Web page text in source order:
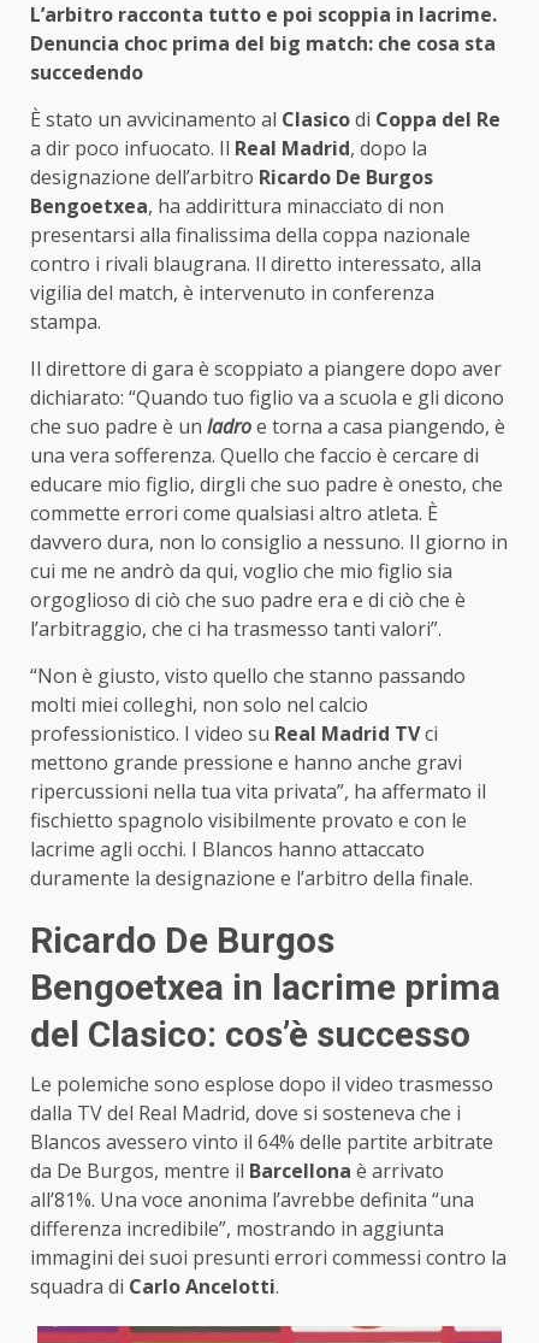
L’arbitro racconta tutto e poi scoppia in lacrime.
Denuncia choc prima del big match: che cosa sta
succedendo
È stato un avvicinamento al Clasicodi Coppa del Re
a dir poco infuocato. Il Real Madrid, dopo la
designazione dell’arbitro Ricardo De Burgos
Bengoetxea, ha addirittura minacciato di non
presentarsi alla finalissima della coppa nazionale
contro i rivali blaugrana. Il diretto interessato, alla
vigilia del match, è intervenuto in conferenza
stampa.
Il direttore di gara è scoppiato a piangere dopo aver
dichiarato: “Quando tuo figlio va a scuola e gli dicono
che suo padre è un ladroe torna a casa piangendo, è
una vera sofferenza. Quello che faccio è cercare di
educare mio figlio, dirgli che suo padre è onesto, che
commette errori come qualsiasi altro atleta. È
davvero dura, non lo consiglio a nessuno. Il giorno in
cui me ne andrò da qui, voglio che mio figlio sia
orgoglioso di ciò che suo padre era e di ciò che è
l’arbitraggio, che ci ha trasmesso tanti valori”.
“Non è giusto, visto quello che stanno passando
molti miei colleghi, non solo nel calcio
professionistico. I video su Real Madrid TVci
mettono grande pressione e hanno anche gravi
ripercussioni nella tua vita privata”, ha affermato il
fischietto spagnolo visibilmente provato e con le
lacrime agli occhi. I Blancos hanno attaccato
duramente la designazione e l’arbitro della finale.
Ricardo De Burgos
Bengoetxea in lacrime prima
del Clasico: cos’è successo
Le polemiche sono esplose dopo il video trasmesso
dalla TV del Real Madrid, dove si sosteneva che i
Blancos avessero vinto il 64% delle partite arbitrate
da De Burgos, mentre il Barcellona è arrivato
all’81%. Una voce anonima l’avrebbe definita “una
differenza incredibile”, mostrando in aggiunta
immagini dei suoi presunti errori commessi contro la
squadra di Carlo Ancelotti.